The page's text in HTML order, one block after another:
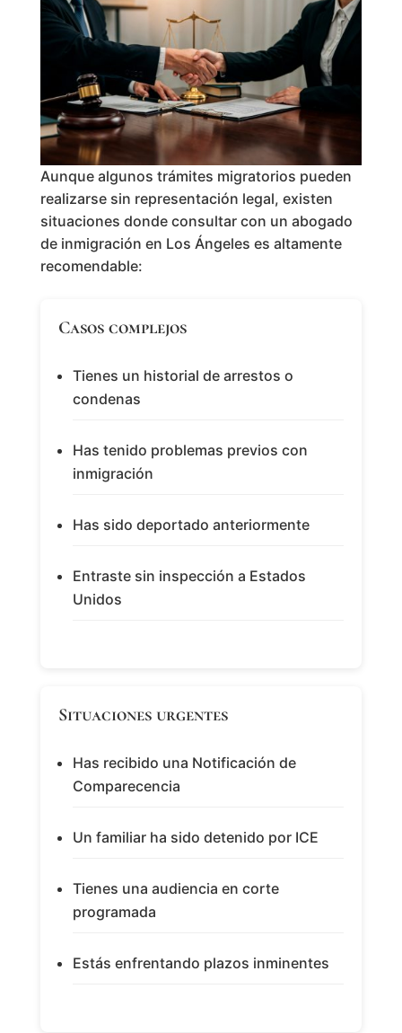
Aunque algunos trámites migratorios pueden
realizarse sin representación legal, existen
situaciones donde consultar con un abogado
de inmigración en Los Ángeles es altamente
recomendable:
Casos complejos
Tienes un historial de arrestos o
condenas
Has tenido problemas previos con
inmigración
Has sido deportado anteriormente
Entraste sin inspección a Estados
Unidos
Situaciones urgentes
Has recibido una Notificación de
Comparecencia
Un familiar ha sido detenido por ICE
Tienes una audiencia en corte
programada
Estás enfrentando plazos inminentes